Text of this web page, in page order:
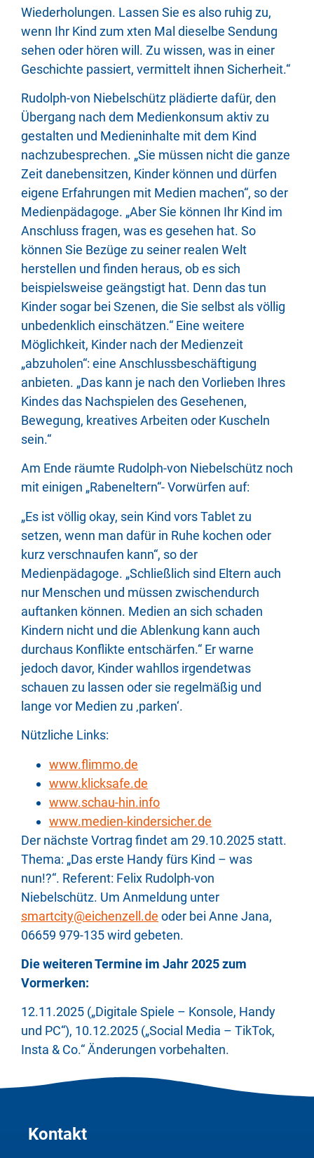
Wiederholungen. Lassen Sie es also ruhig zu,
wenn Ihr Kind zum xten Mal dieselbe Sendung
sehen oder hören will. Zu wissen, was in einer
Geschichte passiert, vermittelt ihnen Sicherheit.“
Rudolph-von Niebelschütz plädierte dafür, den
Übergang nach dem Medienkonsum aktiv zu
gestalten und Medieninhalte mit dem Kind
nachzubesprechen. „Sie müssen nicht die ganze
Zeit danebensitzen, Kinder können und dürfen
eigene Erfahrungen mit Medien machen“, so der
Medienpädagoge. „Aber Sie können Ihr Kind im
Anschluss fragen, was es gesehen hat. So
können Sie Bezüge zu seiner realen Welt
herstellen und finden heraus, ob es sich
beispielsweise geängstigt hat. Denn das tun
Kinder sogar bei Szenen, die Sie selbst als völlig
unbedenklich einschätzen.“ Eine weitere
Möglichkeit, Kinder nach der Medienzeit
„abzuholen“: eine Anschlussbeschäftigung
anbieten. „Das kann je nach den Vorlieben Ihres
Kindes das Nachspielen des Gesehenen,
Bewegung, kreatives Arbeiten oder Kuscheln
sein.“
Am Ende räumte Rudolph-von Niebelschütz noch
mit einigen „Rabeneltern“- Vorwürfen auf:
„Es ist völlig okay, sein Kind vors Tablet zu
setzen, wenn man dafür in Ruhe kochen oder
kurz verschnaufen kann“, so der
Medienpädagoge. „Schließlich sind Eltern auch
nur Menschen und müssen zwischendurch
auftanken können. Medien an sich schaden
Kindern nicht und die Ablenkung kann auch
durchaus Konflikte entschärfen.“ Er warne
jedoch davor, Kinder wahllos irgendetwas
schauen zu lassen oder sie regelmäßig und
lange vor Medien zu ‚parken‘.
Nützliche Links:
www.flimmo.de
www.klicksafe.de
www.schau-hin.info
www.medien-kindersicher.de
Der nächste Vortrag findet am 29.10.2025 statt.
Thema: „Das erste Handy fürs Kind – was
nun!?“. Referent: Felix Rudolph-von
Niebelschütz. Um Anmeldung unter
smartcity@eichenzell.de oder bei Anne Jana,
06659 979-135 wird gebeten.
Die weiteren Termine im Jahr 2025 zum
Vormerken:
12.11.2025 („Digitale Spiele – Konsole, Handy
und PC“), 10.12.2025 („Social Media – TikTok,
Insta & Co.“ Änderungen vorbehalten.
Kontakt